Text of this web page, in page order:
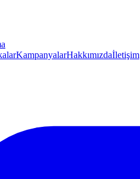
KampanyalarHakkımızdaİletişim